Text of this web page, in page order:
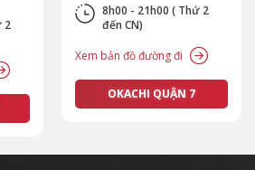
8h00 - 21h00 ( Thứ 2
đến CN)
Xem bản đồ đường đi
OKACHI TÂN BÌNH